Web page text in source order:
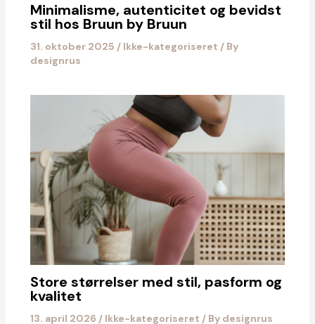
Minimalisme, autenticitet og bevidst
stil hos Bruun by Bruun
31. oktober 2025 / Ikke-kategoriseret / By
designrus
Store størrelser med stil, pasform og
kvalitet
13. april 2026 / Ikke-kategoriseret / By designrus